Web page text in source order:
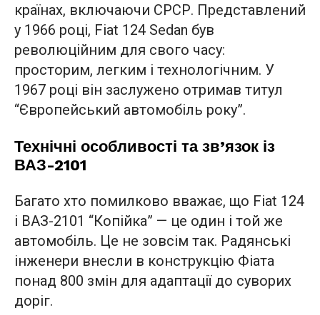
країнах, включаючи СРСР. Представлений
у 1966 році, Fiat 124 Sedan був
революційним для свого часу:
просторим, легким і технологічним. У
1967 році він заслужено отримав титул
“Європейський автомобіль року”.
Технічні особливості та зв’язок із
ВАЗ-2101
Багато хто помилково вважає, що Fiat 124
і ВАЗ-2101 “Копійка” — це один і той же
автомобіль. Це не зовсім так. Радянські
інженери внесли в конструкцію Фіата
понад 800 змін для адаптації до суворих
доріг.